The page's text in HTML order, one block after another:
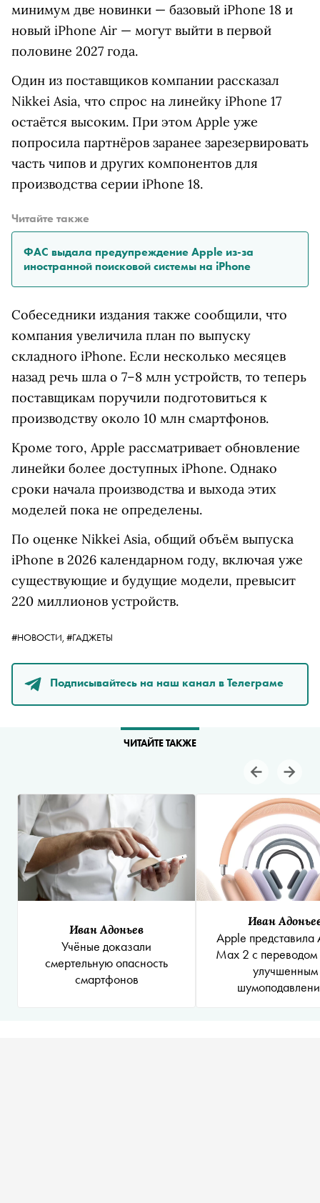
минимум две новинки — базовый iPhone 18 и
новый iPhone Air — могут выйти в первой
половине 2027 года.
Один из поставщиков компании рассказал
Nikkei Asia, что спрос на линейку iPhone 17
остаётся высоким. При этом Apple уже
попросила партнёров заранее зарезервировать
часть чипов и других компонентов для
производства серии iPhone 18.
Читайте также
ФАС выдала предупреждение Apple из-за
иностранной поисковой системы на iPhone
Собеседники издания также сообщили, что
компания увеличила план по выпуску
складного iPhone. Если несколько месяцев
назад речь шла о 7–8 млн устройств, то теперь
поставщикам поручили подготовиться к
производству около 10 млн смартфонов.
Кроме того, Apple рассматривает обновление
линейки более доступных iPhone. Однако
сроки начала производства и выхода этих
моделей пока не определены.
По оценке Nikkei Asia, общий объём выпуска
iPhone в 2026 календарном году, включая уже
существующие и будущие модели, превысит
220 миллионов устройств.
#НОВОСТИ, #ГАДЖЕТЫ
Подписывайтесь на наш канал в Телеграме
ЧИТАЙТЕ ТАКЖЕ
Иван Адоньев
Учёные доказали
смертельную опасность
смартфонов
Иван
Apple представила
Max 2 с
улучшенным